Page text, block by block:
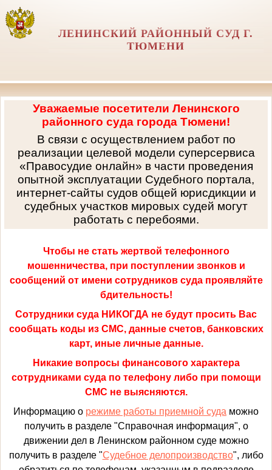
ЛЕНИНСКИЙ РАЙОННЫЙ СУД Г.
ТЮМЕНИ
Уважаемые посетители Ленинского
районного суда города Тюмени!
В связи с осуществлением работ по
реализации целевой модели суперсервиса
«Правосудие онлайн» в части проведения
опытной эксплуатации Судебного портала,
интернет-сайты судов общей юрисдикции и
судебных участков мировых судей могут
работать с перебоями.
Чтобы не стать жертвой телефонного
мошенничества, при поступлении звонков и
сообщений от имени сотрудников суда проявляйте
бдительность!
Сотрудники суда НИКОГДА не будут просить Вас
сообщать коды из СМС, данные счетов, банковских
карт, иные личные данные.
Никакие вопросы финансового характера
сотрудниками суда по телефону либо при помощи
СМС не выясняются.
Информацию о режиме работы приемной суда можно
получить в разделе "Справочная информация", о
движении дел в Ленинском районном суде можно
получить в разделе "Судебное делопроизводство", либо